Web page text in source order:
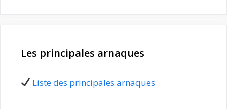
Les principales arnaques
Liste des principales arnaques